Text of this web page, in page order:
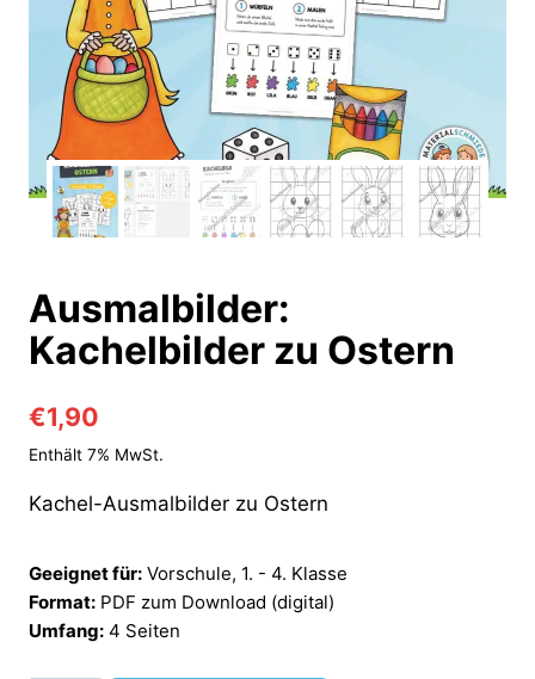
Ausmalbilder:
Kachelbilder zu Ostern
€1,90
Enthält 7% MwSt.
Kachel-Ausmalbilder zu Ostern
Geeignet für: Vorschule, 1. - 4. Klasse
Format: PDF zum Download (digital)
Umfang: 4 Seiten